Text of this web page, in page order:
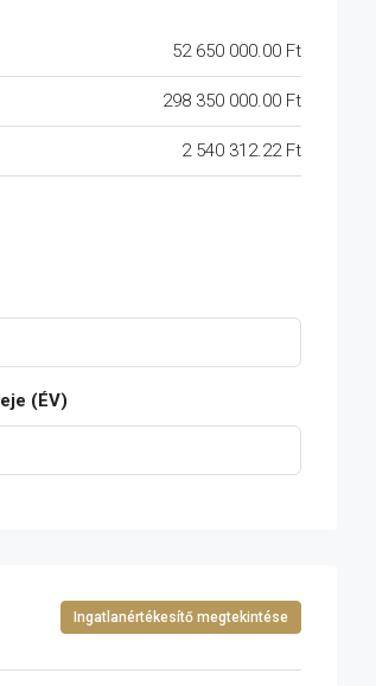
52 650 000.00 Ft
298 350 000.00 Ft
2 540 312.22 Ft
(ÉV)
Ingatlanértékesítő megtekintése